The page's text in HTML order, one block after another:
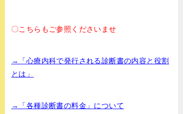
〇こちらもご参照くださいませ
→「心療内科で発行される診断書の内容と役割
とは」
→「各種診断書の料金」について